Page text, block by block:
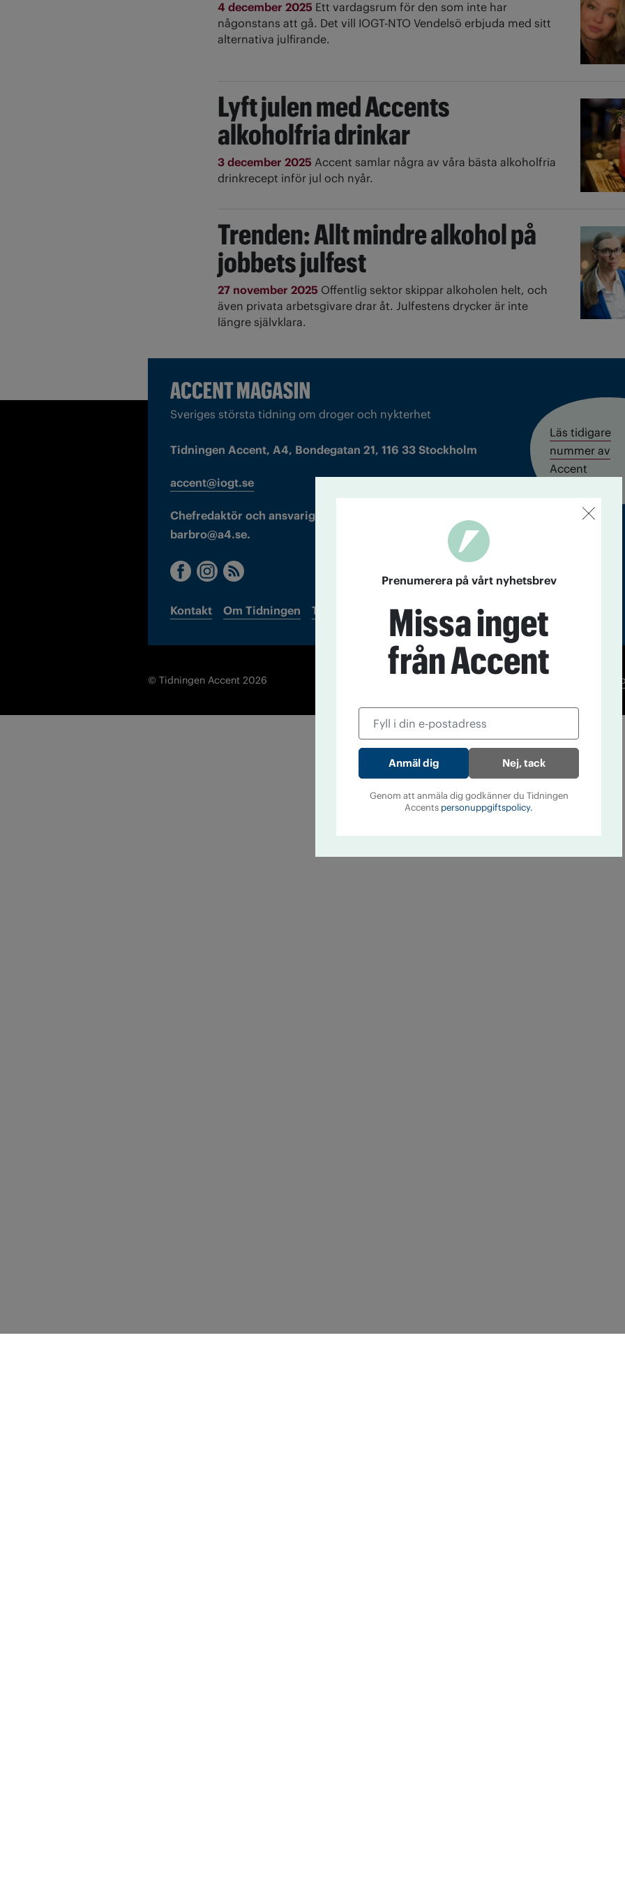
4 december 2025 Ett vardagsrum för den som inte har
någonstans att gå. Det vill IOGT-NTO Vendelsö erbjuda med sitt
alternativa julfirande.
Lyft julen med Accents
alkoholfria drinkar
3 december 2025 Accent samlar några av våra bästa alkoholfria
drinkrecept inför jul och nyår.
Trenden: Allt mindre alkohol på
jobbets julfest
27 november 2025 Offentlig sektor skippar alkoholen helt, och
även privata arbetsgivare drar åt. Julfestens drycker är inte
längre självklara.
Sveriges största tidning om droger och nykterhet
Tidningen Accent, A4, Bondegatan 21, 116 33 Stockholm
accent@iogt.se
Chefredaktör och ansvarig utgivare: Barbro Janson Lundkvist,
barbro@a4.se.
Kontakt Om Tidningen Tidningsarkiv In English
Läs tidigare
nummer av
Accent
© Tidningen Accent 2026
Prenumerera på vårt nyhetsbrev
Missa inget
från Accent
Nej, tack
Genom att anmäla dig godkänner du Tidningen
Accents personuppgiftspolicy.